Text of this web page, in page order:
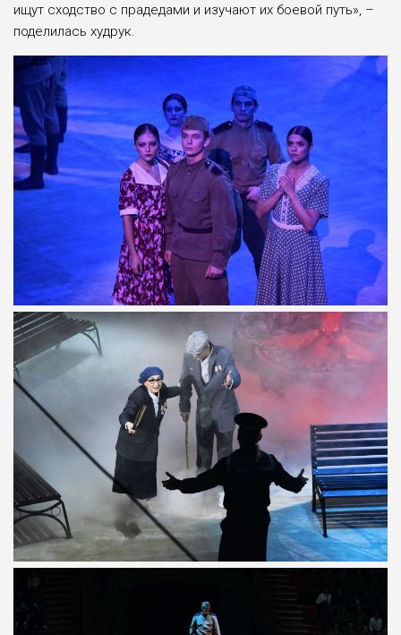
ищут сходство с прадедами и изучают их боевой путь», –
поделилась худрук.